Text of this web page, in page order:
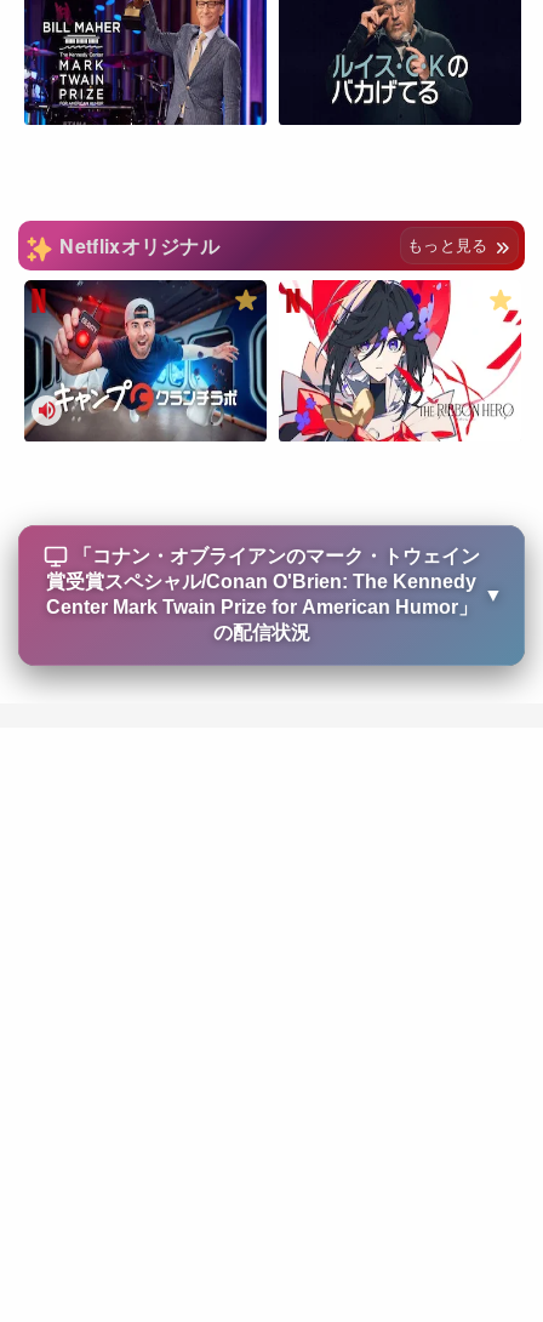
Netflixオリジナル もっと見る
「 コナン・オブライアンのマーク・トウェイン
賞受賞スペシャル/Conan O'Brien: The Kennedy
Center Mark Twain Prize for American Humor」
の配信状況
▼